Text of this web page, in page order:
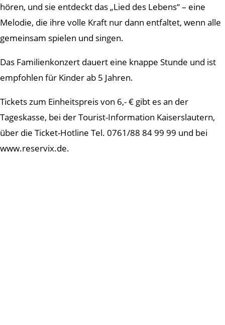
hören, und sie entdeckt das „Lied des Lebens“ – eine
Melodie, die ihre volle Kraft nur dann entfaltet, wenn alle
gemeinsam spielen und singen.
Das Familienkonzert dauert eine knappe Stunde und ist
empfohlen für Kinder ab 5 Jahren.
Tickets zum Einheitspreis von 6,- € gibt es an der
Tageskasse, bei der Tourist-Information Kaiserslautern,
über die Ticket-Hotline Tel. 0761/88 84 99 99 und bei
www.reservix.de.